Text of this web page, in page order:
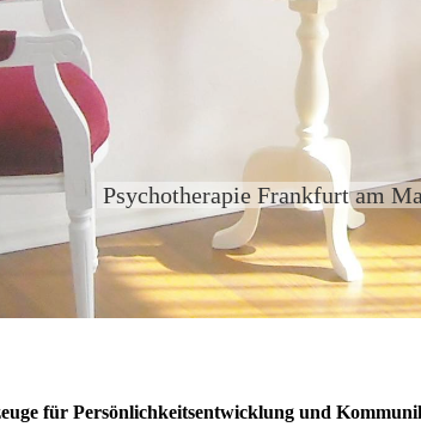
Psychotherapie Frankfurt am
für Persönlichkeitsentwicklung und